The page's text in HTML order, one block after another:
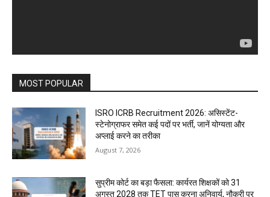
MOST POPULAR
ISRO ICRB Recruitment 2026: असिस्टेंट-
स्टेनोग्राफर समेत कई पदों पर भर्ती, जानें योग्यता और
अप्लाई करने का तरीका
August 7, 2026
सुप्रीम कोर्ट का बड़ा फैसला: कार्यरत शिक्षकों को 31
अगस्त 2028 तक TET पास करना अनिवार्य, नौकरी पर